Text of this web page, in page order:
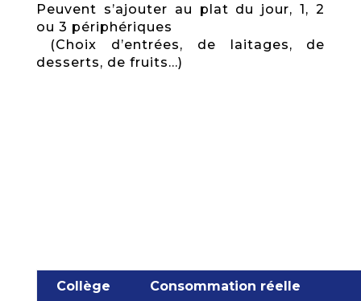
Peuvent s’ajouter au plat du jour, 1, 2
ou 3 périphériques
(Choix d’entrées, de laitages, de
desserts, de fruits…)
Collège
Consommation réelle